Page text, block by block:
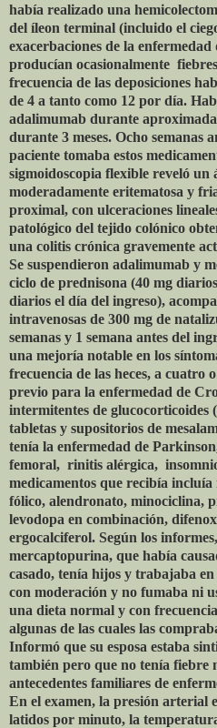
había realizado una
del íleon terminal (incluido el
exacerbaciones de la
producían ocasionalmente
frecuencia de las deposiciones
de 4 a tanto como 12 por día.
adalimumab durante
durante 3 meses. Ocho semanas
paciente tomaba estos
sigmoidoscopia flexible reveló un
moderadamente eritematosa y
proximal, con ulceraciones
patológico del tejido colónico
una colitis crónica gravemente
Se suspendieron adalimumab y
ciclo de prednisona (40 mg
diarios el día del ingreso),
intravenosas de 300 mg de
semanas y 1 semana antes del
una mejoría notable en los
frecuencia de las heces, a
previo para la enfermedad de
intermitentes de
tabletas y supositorios de
tenía la enfermedad de
femoral, rinitis alérgica,
medicamentos que recibía
fólico, alendronato, minociclina,
levodopa en combinación,
ergocalciferol. Según los
mercaptopurina, que había
casado, tenía hijos y trabajaba
con moderación y no fumaba ni
una dieta normal y con
algunas de las cuales las
Informó que su esposa estaba
también pero que no tenía fiebre
antecedentes familiares de
En el examen, la presión arterial
latidos por minuto, la